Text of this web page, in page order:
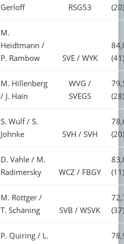
Gerloff
RSG53
(20)
M.
Heidtmann /
P. Rambow
SVE / WYK
(41)
M. Hillenberg
/ J. Hain
WVG /
SVEGS
(28)
S. Wulf / S.
Johnke
SVH / SVH
(20)
D. Vahle / M.
Radimersky
WCZ / FBGY
(11)
M. Röttger /
T. Schäning
SVB / WSVK
(37)
P. Quiring / L.